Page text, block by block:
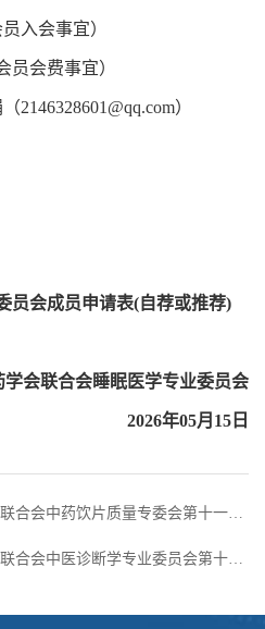
入会事宜）
会费事宜）
）
员会成员申请表(自荐或推荐)
学会联合会睡眠医学专业委员会
2026年05月15日